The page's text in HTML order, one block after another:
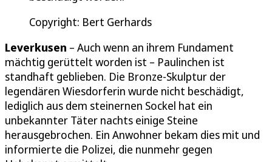
Copyright: Bert Gerhards
Leverkusen – Auch wenn an ihrem Fundament
mächtig gerüttelt worden ist – Paulinchen ist
standhaft geblieben. Die Bronze-Skulptur der
legendären Wiesdorferin wurde nicht beschädigt,
lediglich aus dem steinernen Sockel hat ein
unbekannter Täter nachts einige Steine
herausgebrochen. Ein Anwohner bekam dies mit und
informierte die Polizei, die nunmehr gegen